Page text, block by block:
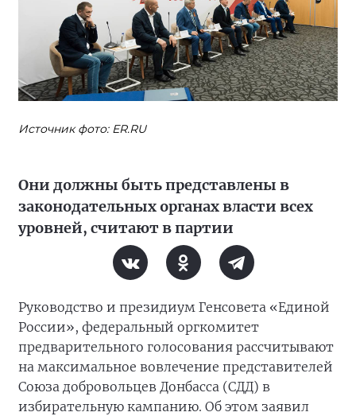
Источник фото: ER.RU
Они должны быть представлены в
законодательных органах власти всех
уровней, считают в партии
Руководство и президиум Генсовета «Единой
России», федеральный оргкомитет
предварительного голосования рассчитывают
на максимальное вовлечение представителей
Союза добровольцев Донбасса (СДД) в
избирательную кампанию. Об этом заявил